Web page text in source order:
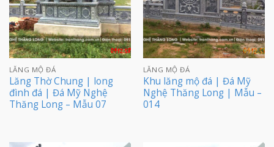
LĂNG MỘ ĐÁ
Lăng Thờ Chung | long
đình đá | Đá Mỹ Nghệ
Thăng Long – Mẫu 07
LĂNG MỘ ĐÁ
Khu lăng mộ đá | Đá Mỹ
Nghệ Thăng Long | Mẫu –
014